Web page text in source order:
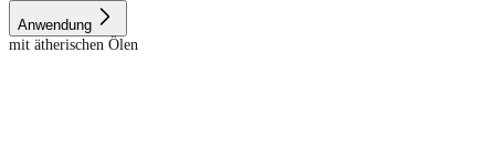
Anwendung
mit ätherischen Ölen